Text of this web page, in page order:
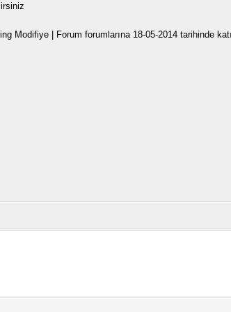
Modifiye | Forum forumlarına 18-05-2014 tarihinde